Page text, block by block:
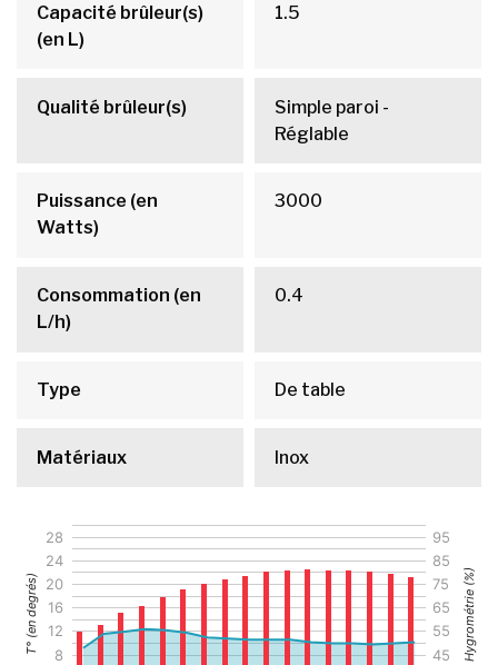
Capacité brûleur(s)
(en L)
1.5
Qualité brûleur(s)
Simple paroi -
Réglable
Puissance (en
Watts)
3000
Consommation (en
L/h)
0.4
Type De table
Matériaux Inox
8
12
16
20
24
28
45
55
65
75
85
95
T° (en degrés) Hygrométrie (%)